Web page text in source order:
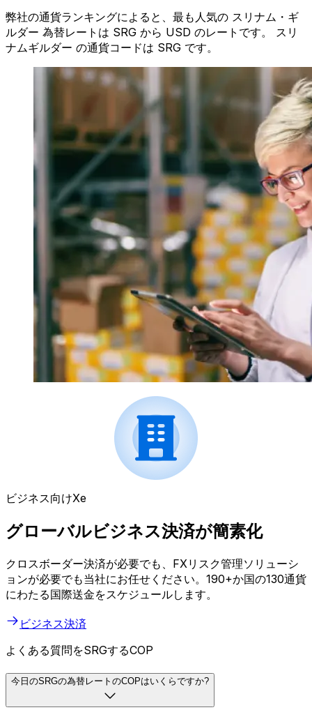
弊社の通貨ランキングによると、最も人気の スリナム・ギ
ルダー 為替レートは SRG から USD のレートです。 スリ
ナムギルダー の通貨コードは SRG です。
ビジネス向けXe
グローバルビジネス決済が簡素化
クロスボーダー決済が必要でも、FXリスク管理ソリューシ
ョンが必要でも当社にお任せください。190+か国の130通貨
にわたる国際送金をスケジュールします。
ビジネス決済
よくある質問をSRGするCOP
今日のSRGの為替レートのCOPはいくらですか?